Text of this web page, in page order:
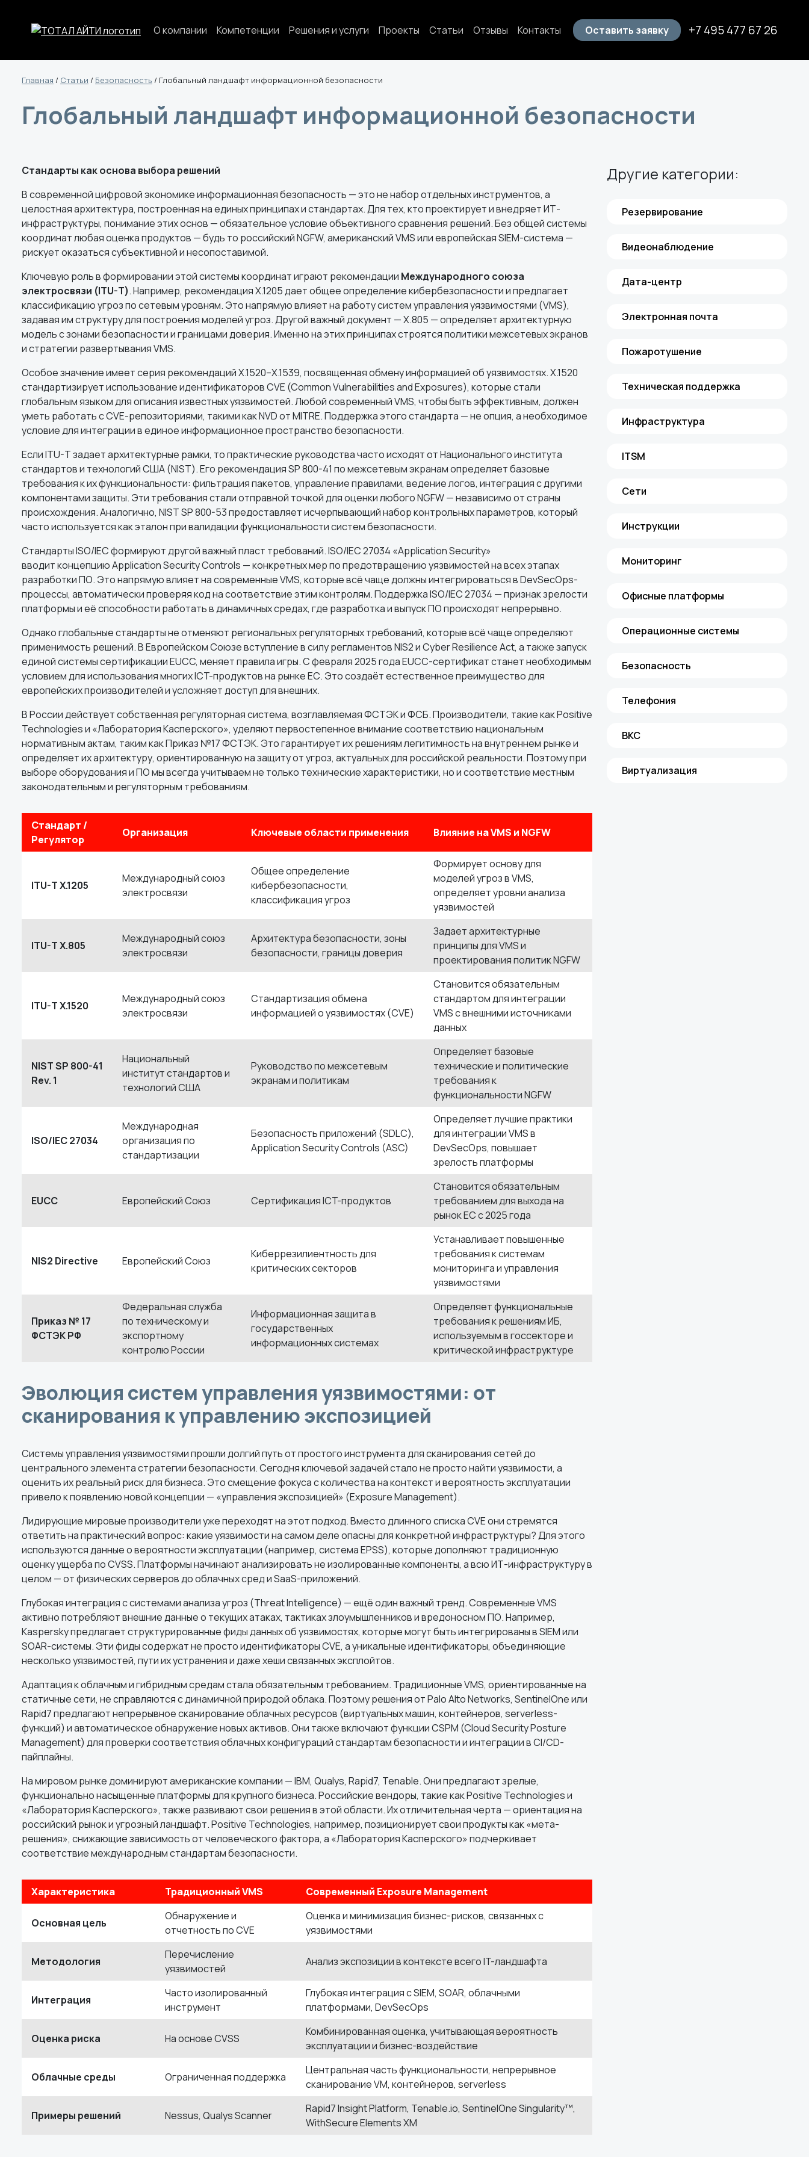
О компании Компетенции Решения и услуги Проекты Статьи Отзывы Контакты Оставить заявку +7 495 477 67 26
Главная / Статьи / Безопасность / Глобальный ландшафт информационной безопасности
Глобальный ландшафт информационной безопасности
Стандарты как основа выбора решений
В современной цифровой экономике информационная безопасность — это не набор отдельных инструментов, а
целостная архитектура, построенная на единых принципах и стандартах. Для тех, кто проектирует и внедряет ИТ-
инфраструктуры, понимание этих основ — обязательное условие объективного сравнения решений. Без общей системы
координат любая оценка продуктов — будь то российский NGFW, американский VMS или европейская SIEM-система —
рискует оказаться субъективной и несопоставимой.
Ключевую роль в формировании этой системы координат играют рекомендации Международного союза
электросвязи (ITU-T). Например, рекомендация X.1205 дает общее определение кибербезопасности и предлагает
классификацию угроз по сетевым уровням. Это напрямую влияет на работу систем управления уязвимостями (VMS),
задавая им структуру для построения моделей угроз. Другой важный документ — X.805 — определяет архитектурную
модель с зонами безопасности и границами доверия. Именно на этих принципах строятся политики межсетевых экранов
и стратегии развертывания VMS.
Особое значение имеет серия рекомендаций X.1520–X.1539, посвященная обмену информацией об уязвимостях. X.1520
стандартизирует использование идентификаторов CVE (Common Vulnerabilities and Exposures), которые стали
глобальным языком для описания известных уязвимостей. Любой современный VMS, чтобы быть эффективным, должен
уметь работать с CVE-репозиториями, такими как NVD от MITRE. Поддержка этого стандарта — не опция, а необходимое
условие для интеграции в единое информационное пространство безопасности.
Если ITU-T задает архитектурные рамки, то практические руководства часто исходят от Национального института
стандартов и технологий США (NIST). Его рекомендация SP 800-41 по межсетевым экранам определяет базовые
требования к их функциональности: фильтрация пакетов, управление правилами, ведение логов, интеграция с другими
компонентами защиты. Эти требования стали отправной точкой для оценки любого NGFW — независимо от страны
происхождения. Аналогично, NIST SP 800-53 предоставляет исчерпывающий набор контрольных параметров, который
часто используется как эталон при валидации функциональности систем безопасности.
Стандарты ISO/IEC формируют другой важный пласт требований. ISO/IEC 27034 «Application Security»
вводит концепцию Application Security Controls — конкретных мер по предотвращению уязвимостей на всех этапах
разработки ПО. Это напрямую влияет на современные VMS, которые всё чаще должны интегрироваться в DevSecOps-
процессы, автоматически проверяя код на соответствие этим контролям. Поддержка ISO/IEC 27034 — признак зрелости
платформы и её способности работать в динамичных средах, где разработка и выпуск ПО происходят непрерывно.
Однако глобальные стандарты не отменяют региональных регуляторных требований, которые всё чаще определяют
применимость решений. В Европейском Союзе вступление в силу регламентов NIS2 и Cyber Resilience Act, а также запуск
единой системы сертификации EUCC, меняет правила игры. С февраля 2025 года EUCC-сертификат станет необходимым
условием для использования многих ICT-продуктов на рынке ЕС. Это создаёт естественное преимущество для
европейских производителей и усложняет доступ для внешних.
В России действует собственная регуляторная система, возглавляемая ФСТЭК и ФСБ. Производители, такие как Positive
Technologies и «Лаборатория Касперского», уделяют первостепенное внимание соответствию национальным
нормативным актам, таким как Приказ №17 ФСТЭК. Это гарантирует их решениям легитимность на внутреннем рынке и
определяет их архитектуру, ориентированную на защиту от угроз, актуальных для российской реальности. Поэтому при
выборе оборудования и ПО мы всегда учитываем не только технические характеристики, но и соответствие местным
законодательным и регуляторным требованиям.
Стандарт /
Регулятор
Организация Ключевые области применения Влияние на VMS и NGFW
ITU-T X.1205
Международный союз
электросвязи
Общее определение
кибербезопасности,
классификация угроз
Формирует основу для
моделей угроз в VMS,
определяет уровни анализа
уязвимостей
ITU-T X.805
Международный союз
электросвязи
Архитектура безопасности, зоны
безопасности, границы доверия
Задает архитектурные
принципы для VMS и
проектирования политик NGFW
ITU-T X.1520
Международный союз
электросвязи
Стандартизация обмена
информацией о уязвимостях (CVE)
Становится обязательным
стандартом для интеграции
VMS с внешними источниками
данных
NIST SP 800-41
Rev. 1
Национальный
институт стандартов и
технологий США
Руководство по межсетевым
экранам и политикам
Определяет базовые
технические и политические
требования к
функциональности NGFW
ISO/IEC 27034
Международная
организация по
стандартизации
Безопасность приложений (SDLC),
Application Security Controls (ASC)
Определяет лучшие практики
для интеграции VMS в
DevSecOps, повышает
зрелость платформы
EUCC Европейский Союз Сертификация ICT-продуктов
Становится обязательным
требованием для выхода на
рынок ЕС с 2025 года
NIS2 Directive Европейский Союз
Киберрезилиентность для
критических секторов
Устанавливает повышенные
требования к системам
мониторинга и управления
уязвимостями
Приказ № 17
ФСТЭК РФ
Федеральная служба
по техническому и
экспортному
контролю России
Информационная защита в
государственных
информационных системах
Определяет функциональные
требования к решениям ИБ,
используемым в госсекторе и
критической инфраструктуре
Эволюция систем управления уязвимостями: от
сканирования к управлению экспозицией
Системы управления уязвимостями прошли долгий путь от простого инструмента для сканирования сетей до
центрального элемента стратегии безопасности. Сегодня ключевой задачей стало не просто найти уязвимости, а
оценить их реальный риск для бизнеса. Это смещение фокуса с количества на контекст и вероятность эксплуатации
привело к появлению новой концепции — «управления экспозицией» (Exposure Management).
Лидирующие мировые производители уже переходят на этот подход. Вместо длинного списка CVE они стремятся
ответить на практический вопрос: какие уязвимости на самом деле опасны для конкретной инфраструктуры? Для этого
используются данные о вероятности эксплуатации (например, система EPSS), которые дополняют традиционную
оценку ущерба по CVSS. Платформы начинают анализировать не изолированные компоненты, а всю ИТ-инфраструктуру в
целом — от физических серверов до облачных сред и SaaS-приложений.
Глубокая интеграция с системами анализа угроз (Threat Intelligence) — ещё один важный тренд. Современные VMS
активно потребляют внешние данные о текущих атаках, тактиках злоумышленников и вредоносном ПО. Например,
Kaspersky предлагает структурированные фиды данных об уязвимостях, которые могут быть интегрированы в SIEM или
SOAR-системы. Эти фиды содержат не просто идентификаторы CVE, а уникальные идентификаторы, объединяющие
несколько уязвимостей, пути их устранения и даже хеши связанных эксплойтов.
Адаптация к облачным и гибридным средам стала обязательным требованием. Традиционные VMS, ориентированные на
статичные сети, не справляются с динамичной природой облака. Поэтому решения от Palo Alto Networks, SentinelOne или
Rapid7 предлагают непрерывное сканирование облачных ресурсов (виртуальных машин, контейнеров, serverless-
функций) и автоматическое обнаружение новых активов. Они также включают функции CSPM (Cloud Security Posture
Management) для проверки соответствия облачных конфигураций стандартам безопасности и интеграции в CI/CD-
пайплайны.
На мировом рынке доминируют американские компании — IBM, Qualys, Rapid7, Tenable. Они предлагают зрелые,
функционально насыщенные платформы для крупного бизнеса. Российские вендоры, такие как Positive Technologies и
«Лаборатория Касперского», также развивают свои решения в этой области. Их отличительная черта — ориентация на
российский рынок и угрозный ландшафт. Positive Technologies, например, позиционирует свои продукты как «мета-
решения», снижающие зависимость от человеческого фактора, а «Лаборатория Касперского» подчеркивает
соответствие международным стандартам безопасности.
Характеристика Традиционный VMS Современный Exposure Management
Основная цель
Обнаружение и
отчетность по CVE
Оценка и минимизация бизнес-рисков, связанных с
уязвимостями
Методология
Перечисление
уязвимостей
Анализ экспозиции в контексте всего IT-ландшафта
Интеграция
Часто изолированный
инструмент
Глубокая интеграция с SIEM, SOAR, облачными
платформами, DevSecOps
Оценка риска На основе CVSS
Комбинированная оценка, учитывающая вероятность
эксплуатации и бизнес-воздействие
Облачные среды Ограниченная поддержка
Центральная часть функциональности, непрерывное
сканирование VM, контейнеров, serverless
Примеры решений Nessus, Qualys Scanner
Rapid7 Insight Platform, Tenable.io, SentinelOne Singularity™,
WithSecure Elements XM
Другие категории:
Резервирование
Видеонаблюдение
Дата-центр
Электронная почта
Пожаротушение
Техническая поддержка
Инфраструктура
ITSM
Сети
Инструкции
Мониторинг
Офисные платформы
Операционные системы
Безопасность
Телефония
ВКС
Виртуализация